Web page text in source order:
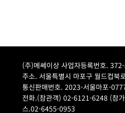
(주)메쎄이상 사업자등록번호.
주소. 서울특별시 마포구 월드컵북
통신판매번호. 2023-서울마포-
전화.(참관객) 02-6121-6248 (참
스.02-6455-0953